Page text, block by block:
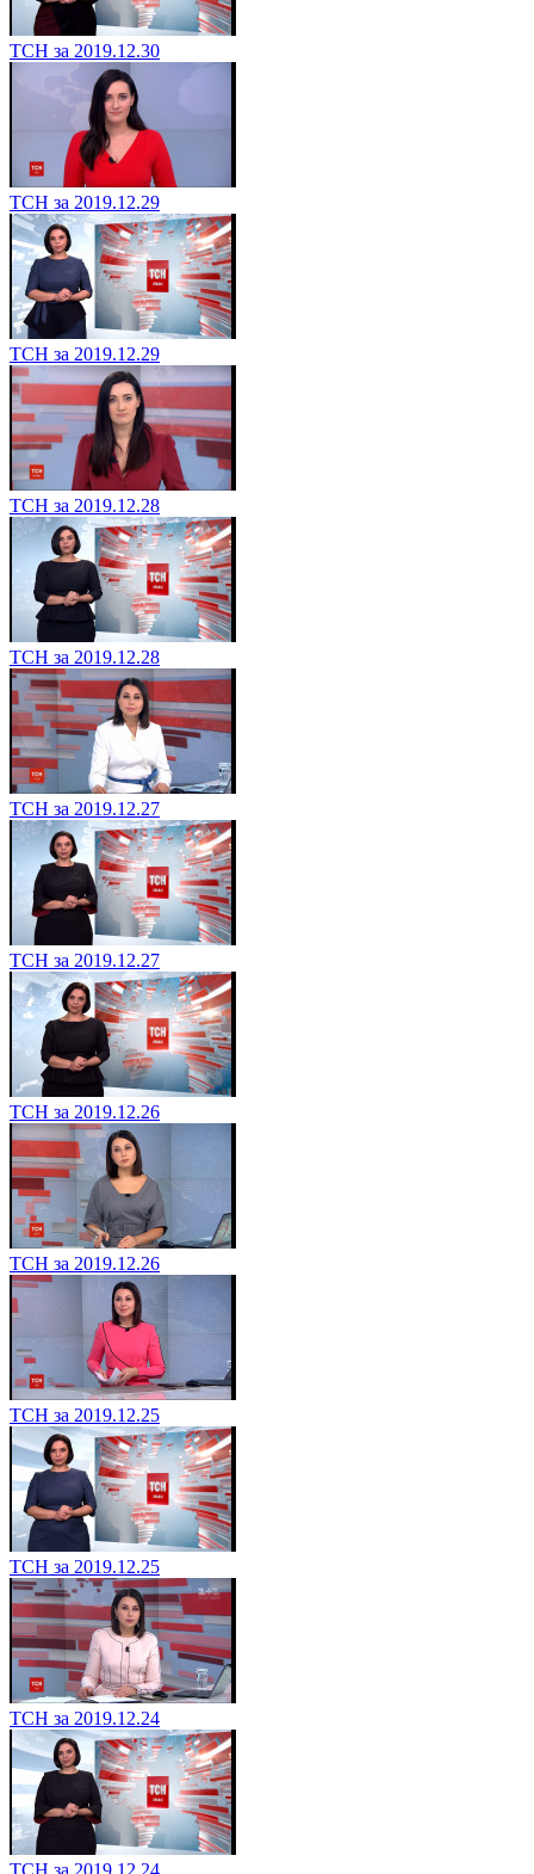
ТСН за 2019.12.30
ТСН за 2019.12.29
ТСН за 2019.12.29
ТСН за 2019.12.28
ТСН за 2019.12.28
ТСН за 2019.12.27
ТСН за 2019.12.27
ТСН за 2019.12.26
ТСН за 2019.12.26
ТСН за 2019.12.25
ТСН за 2019.12.25
ТСН за 2019.12.24
ТСН за 2019.12.24